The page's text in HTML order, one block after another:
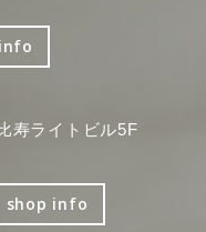
寿ライトビル5F
shop info